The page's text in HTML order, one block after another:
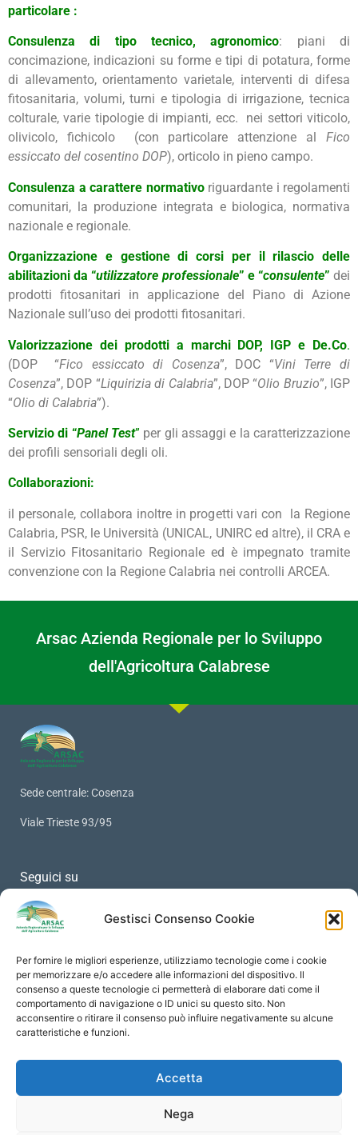
Gestisci Consenso Cookie
Per fornire le migliori esperienze, utilizziamo tecnologie come i cookie
per memorizzare e/o accedere alle informazioni del dispositivo. Il
consenso a queste tecnologie ci permetterà di elaborare dati come il
comportamento di navigazione o ID unici su questo sito. Non
acconsentire o ritirare il consenso può influire negativamente su alcune
caratteristiche e funzioni.
Accetta
Nega
particolare :
Consulenza di tipo tecnico, agronomico: piani di
concimazione, indicazioni su forme e tipi di potatura, forme
di allevamento, orientamento varietale, interventi di difesa
fitosanitaria, volumi, turni e tipologia di irrigazione, tecnica
colturale, varie tipologie di impianti, ecc. nei settori viticolo,
olivicolo, fichicolo (con particolare attenzione al Fico
essiccato del cosentino DOP), orticolo in pieno campo.
Consulenza a carattere normativoriguardante i regolamenti
comunitari, la produzione integrata e biologica, normativa
nazionale e regionale.
Organizzazione e gestione di corsi per il rilascio delle
abilitazioni da “utilizzatore professionale” e “consulente” dei
prodotti fitosanitari in applicazione del Piano di Azione
Nazionale sull’uso dei prodotti fitosanitari.
Valorizzazione dei prodotti a marchi DOP, IGP e De.Co.
(DOP “Fico essiccato di Cosenza”, DOC “Vini Terre di
Cosenza”, DOP “Liquirizia di Calabria”, DOP “Olio Bruzio”, IGP
“Olio di Calabria”).
Servizio di “Panel Test” per gli assaggi e la caratterizzazione
dei profili sensoriali degli oli.
Collaborazioni:
il personale, collabora inoltre in progetti vari con la Regione
Calabria, PSR, le Università (UNICAL, UNIRC ed altre), il CRA e
il Servizio Fitosanitario Regionale ed è impegnato tramite
convenzione con la Regione Calabria nei controlli ARCEA.
Arsac Azienda Regionale per lo Sviluppo
dell'Agricoltura Calabrese
Sede centrale: Cosenza
Viale Trieste 93/95
Seguici su
PRIVACY
Protezione Dati Personali
Informativa Privacy